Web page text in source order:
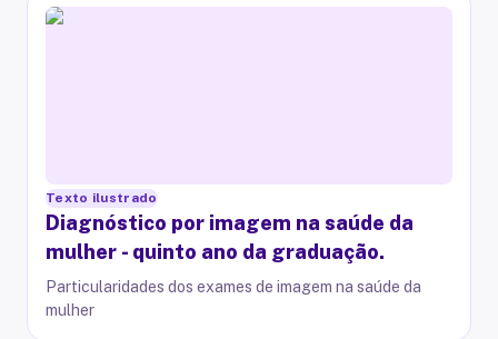
Texto ilustrado
Diagnóstico por imagem na saúde da
mulher - quinto ano da graduação.
Particularidades dos exames de imagem na saúde da
mulher